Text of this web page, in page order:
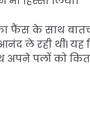
फैंस के साथ
ले रही थीं। यह
अपने पलों को